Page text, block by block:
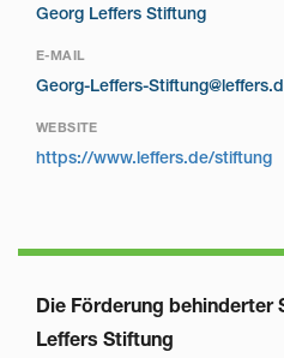
Georg Leffers Stiftung
E-MAIL
Georg-Leffers-
WEBSITE
https://www.leffers.de/stiftung
Die Förderung behinderter
Leffers Stiftung